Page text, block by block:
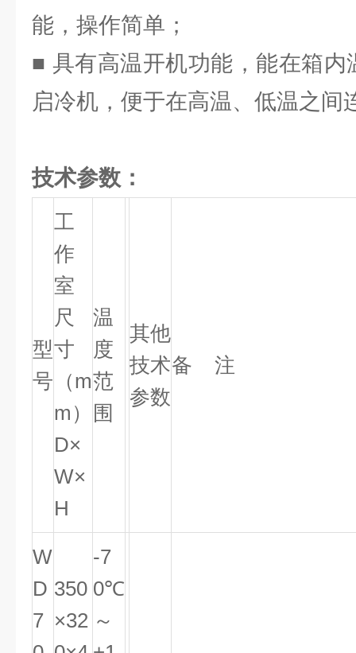
能，操作简单；
■ 具有高温开机功能，能在箱
启冷机，便于在高温、低温之间
技术参数：
型
号
工
作
室
尺
寸
（m
m）
D×
W×
H
温
度
范
围
其他
技术
参数
备 注
W
D
7
350
×32
-7
0℃
～